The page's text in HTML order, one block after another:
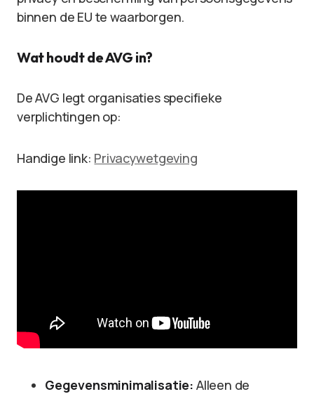
binnen de EU te waarborgen.
Wat houdt de AVG in?
De AVG legt organisaties specifieke
verplichtingen op:
Handige link: Privacywetgeving
Gegevensminimalisatie: Alleen de